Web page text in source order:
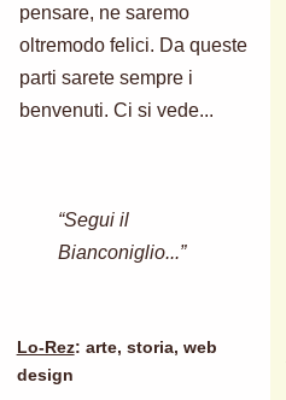
pensare, ne saremo
oltremodo felici. Da queste
parti sarete sempre i
benvenuti. Ci si vede...
“Segui il
Bianconiglio...”
Lo-Rez: arte, storia, web
design